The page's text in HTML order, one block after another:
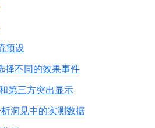
预设
择不同的效果事件
第三方突出显示
洞见中的实测数据